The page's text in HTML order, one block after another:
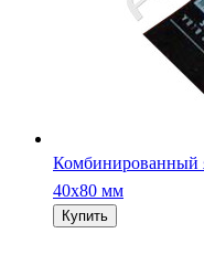
Комбинированный
40х80 мм